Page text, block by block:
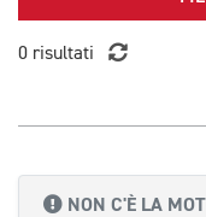
0 risultati
NON C'È LA